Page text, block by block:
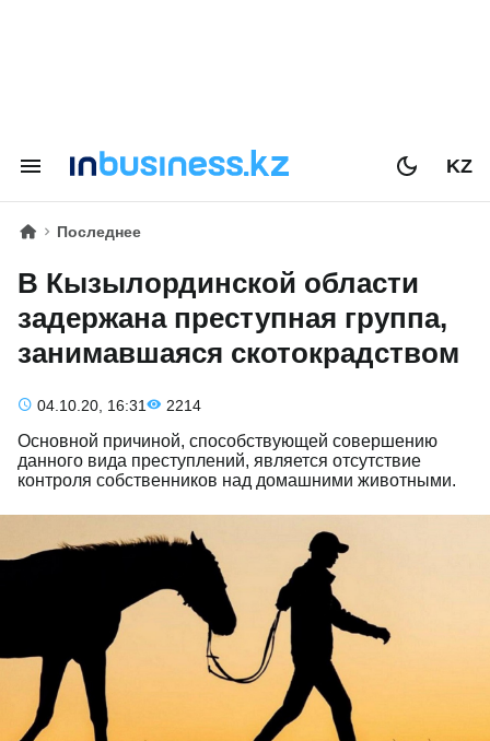
KZ
Последнее
В Кызылординской области
задержана преступная группа,
занимавшаяся скотокрадством
04.10.20, 16:31 2214
Основной причиной, способствующей совершению
данного вида преступлений, является отсутствие
контроля собственников над домашними животными.